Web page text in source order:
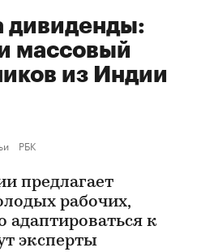
дивиденды:
массовый
из Индии
РБК
предлагает
рабочих,
адаптироваться к
эксперты